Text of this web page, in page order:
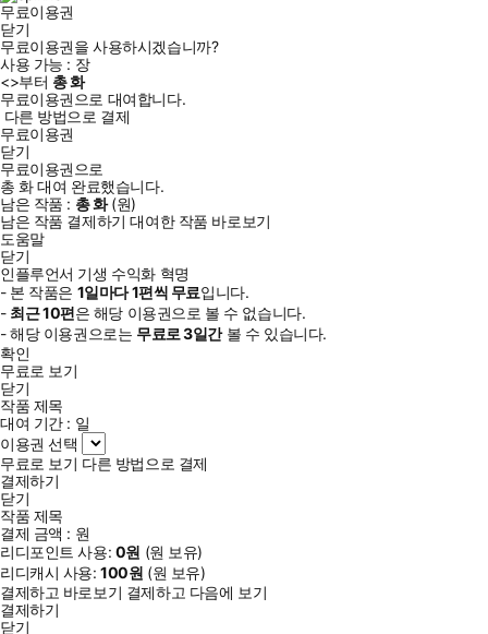
무료이용권
닫기
무료이용권을 사용하시겠습니까?
사용 가능 : 장
<>부터 총화
무료이용권으로 대여합니다.
다른 방법으로 결제
무료이용권
닫기
무료이용권으로
총 화대여 완료했습니다.
남은 작품 : 총화(원)
남은 작품 결제하기 대여한 작품 바로보기
도움말
닫기
인플루언서 기생 수익화 혁명
- 본 작품은 1일마다1편씩 무료입니다.
- 최근10편은 해당 이용권으로 볼 수 없습니다.
- 해당 이용권으로는 무료로3일간볼 수 있습니다.
확인
무료로 보기
닫기
작품 제목
대여 기간 : 일
이용권 선택
무료로 보기 다른 방법으로 결제
결제하기
닫기
작품 제목
결제 금액 : 원
리디포인트 사용: 0원 (원 보유)
리디캐시 사용:100원 (원 보유)
결제하고 바로보기 결제하고 다음에 보기
결제하기
닫기